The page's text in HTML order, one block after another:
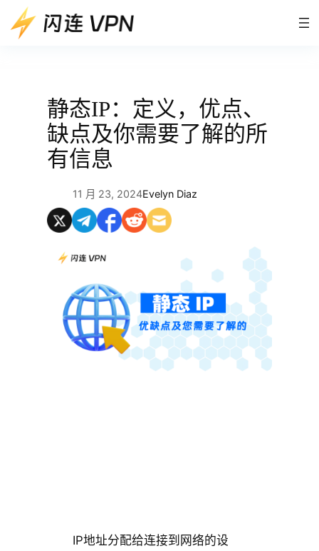
至
静态IP：定义，优点、
缺点及你需要了解的所
有信息
11 月 23, 2024Evelyn Diaz
IP地址分配给连接到网络的设